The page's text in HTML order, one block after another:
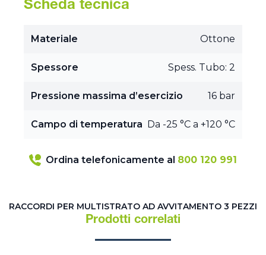
Scheda tecnica
Materiale Ottone
Spessore Spess. Tubo: 2
Pressione massima d’esercizio 16 bar
Campo di temperatura Da -25 °C a +120 °C
Ordina telefonicamente al 800 120 991
RACCORDI PER MULTISTRATO AD AVVITAMENTO 3 PEZZI
Prodotti correlati